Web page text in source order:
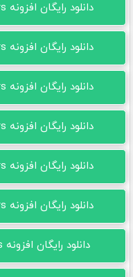
دانلود رایگان افزونه Perfmatters فارسی نسخه 2.0.7
دانلود رایگان افزونه Perfmatters فارسی نسخه 2.0.6
دانلود رایگان افزونه Perfmatters فارسی نسخه 2.0.5
دانلود رایگان افزونه Perfmatters فارسی نسخه 2.0.4
دانلود رایگان افزونه Perfmatters فارسی نسخه 2.0.2
دانلود رایگان افزونه Perfmatters فارسی نسخه 2.0.1
دانلود رایگان افزونه Perfmatters فارسی نسخه 2.0